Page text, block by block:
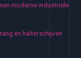
moderne industriële
en halterschijven